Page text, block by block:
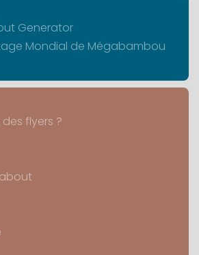
Generator
Mondial de Mégabambou
flyers ?